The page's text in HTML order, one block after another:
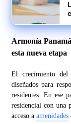
Armonía
esta nueva etapa
El crecimiento del
diseñados para
residentes. En ese
residencial con una
acceso a amenidades